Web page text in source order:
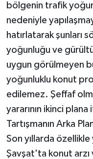
bölgenin trafik
nedeniyle
hatırlatarak şunları
yoğunluğu ve
uygun görülmeyen
yoğunluklu konut
edilemez. Şeffaf
yararının ikinci plana
Tartışmanın Arka
Son yıllarda
Şavşat'ta konut arzı